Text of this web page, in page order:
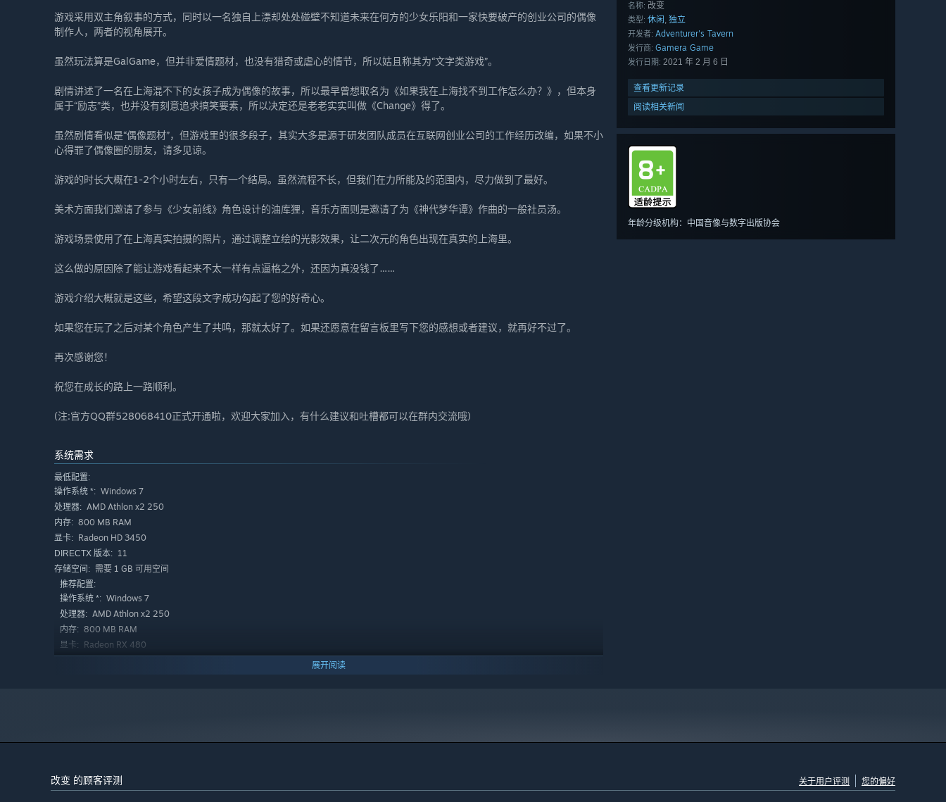
名称: 改变
类型: 休闲, 独立
开发者: Adventurer's Tavern
发行商: Gamera Game
发行日期: 2021 年 2 月 6 日
查看更新记录
阅读相关新闻
年龄分级机构：中国音像与数字出版协会
游戏采用双主角叙事的方式，同时以一名独自上漂却处处碰壁不知道未来在何方的少女乐阳和一家快要破产的创业公司的偶像
制作人，两者的视角展开。
虽然玩法算是GalGame，但并非爱情题材，也没有猎奇或虐心的情节，所以姑且称其为“文字类游戏”。
剧情讲述了一名在上海混不下的女孩子成为偶像的故事，所以最早曾想取名为《如果我在上海找不到工作怎么办？》，但本身
属于“励志”类，也并没有刻意追求搞笑要素，所以决定还是老老实实叫做《Change》得了。
虽然剧情看似是“偶像题材”，但游戏里的很多段子，其实大多是源于研发团队成员在互联网创业公司的工作经历改编，如果不小
心得罪了偶像圈的朋友，请多见谅。
游戏的时长大概在1-2个小时左右，只有一个结局。虽然流程不长，但我们在力所能及的范围内，尽力做到了最好。
美术方面我们邀请了参与《少女前线》角色设计的油库狸，音乐方面则是邀请了为《神代梦华谭》作曲的一般社员汤。
游戏场景使用了在上海真实拍摄的照片，通过调整立绘的光影效果，让二次元的角色出现在真实的上海里。
这么做的原因除了能让游戏看起来不太一样有点逼格之外，还因为真没钱了……
游戏介绍大概就是这些，希望这段文字成功勾起了您的好奇心。
如果您在玩了之后对某个角色产生了共鸣，那就太好了。如果还愿意在留言板里写下您的感想或者建议，就再好不过了。
再次感谢您！
祝您在成长的路上一路顺利。
(注:官方QQ群528068410正式开通啦，欢迎大家加入，有什么建议和吐槽都可以在群内交流哦)
系统需求
最低配置:
操作系统 *: Windows 7
处理器: AMD Athlon x2 250
内存: 800 MB RAM
显卡: Radeon HD 3450
DIRECTX 版本: 11
存储空间: 需要 1 GB 可用空间
推荐配置:
操作系统 *: Windows 7
处理器: AMD Athlon x2 250
内存: 800 MB RAM
显卡: Radeon RX 480
展开阅读
改变 的顾客评测 关于用户评测 您的偏好